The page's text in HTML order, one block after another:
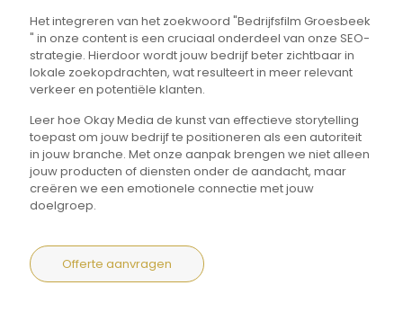
Het integreren van het zoekwoord "Bedrijfsfilm Groesbeek
" in onze content is een cruciaal onderdeel van onze SEO-
strategie. Hierdoor wordt jouw bedrijf beter zichtbaar in
lokale zoekopdrachten, wat resulteert in meer relevant
verkeer en potentiële klanten.
Leer hoe Okay Media de kunst van effectieve storytelling
toepast om jouw bedrijf te positioneren als een autoriteit
in jouw branche. Met onze aanpak brengen we niet alleen
jouw producten of diensten onder de aandacht, maar
creëren we een emotionele connectie met jouw
doelgroep.
Offerte aanvragen